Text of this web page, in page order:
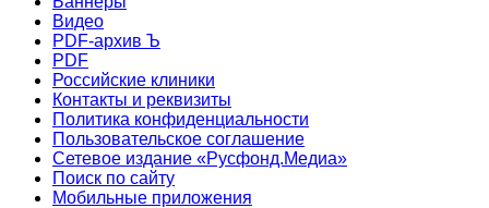
Видео
PDF-архив Ъ
PDF
Российские клиники
Контакты и реквизиты
Политика конфиденциальности
Пользовательское соглашение
Сетевое издание «Русфонд.Медиа»
Поиск по сайту
Мобильные приложения